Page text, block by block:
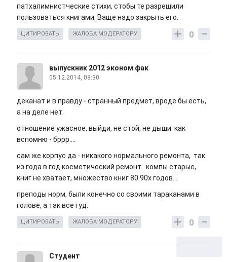
патхалимнистческие стихи, стобы те разрешили
пользоваться книгами. Ваще надо закрыть его.
0
ЦИТИРОВАТЬ ЖАЛОБА МОДЕРАТОРУ
выпускник 2012 эконом фак
05.12.2014, 08:30
деканат и в правду - странный предмет, вроде бы есть,
а на деле нет.
отношение ужасное, выйди, не стой, не дыши. как
вспомню - бррр....
сам же корпус да - никакого нормального ремонта, так
из года в год косметический ремонт...компы старые,
книг не хватает, множество книг 80 90х годов....
преподы норм, были конечно со своими тараканами в
голове, а так все гуд.
0
ЦИТИРОВАТЬ ЖАЛОБА МОДЕРАТОРУ
Студент